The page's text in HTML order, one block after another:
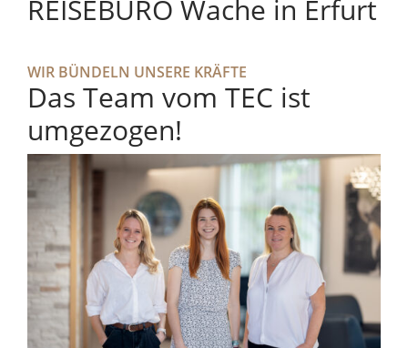
REISEBÜRO Wache in Erfurt
WIR BÜNDELN UNSERE KRÄFTE
Das Team vom TEC ist
umgezogen!